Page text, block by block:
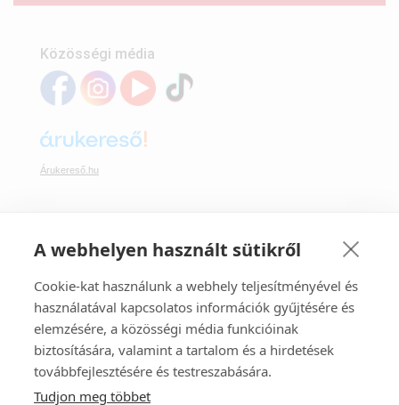
A webhelyen használt sütikről
Cookie-kat használunk a webhely teljesítményével és
használatával kapcsolatos információk gyűjtésére és
elemzésére, a közösségi média funkcióinak
biztosítására, valamint a tartalom és a hirdetések
továbbfejlesztésére és testreszabására.
Tudjon meg többet
Közösségi média
Árukereső.hu
Webáruházunkban bankkártyával is fizethet: